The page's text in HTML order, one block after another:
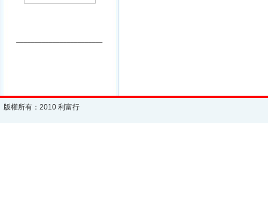
版權所有：2010 利富行